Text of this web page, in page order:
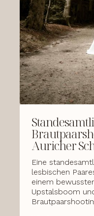
Auricher
Eine
lesbischen
einem
Upstalsboom